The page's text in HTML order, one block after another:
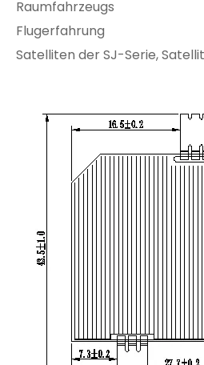
Raumfahrzeugs
Flugerfahrung
Satelliten der SJ-Serie,